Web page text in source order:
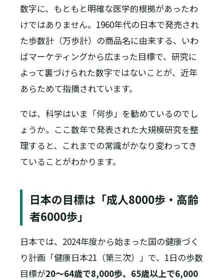
数字に、もともと明確な医学的根拠があったわ
けではありません。1960年代の日本で発売され
た歩数計（万歩計）の商品名に由来する、いわ
ばマーケティングから広まった目標で、研究に
よって裏づけられた数字ではないことが、近年
あらためて指摘されています。
では、科学はいま「何歩」を勧めているのでし
ょうか。ここ数年で発表された大規模研究を整
理すると、これまでの常識がかなり変わってき
ていることがわかります。
日本の目標は「成人8000歩・高齢
者6000歩」
日本では、2024年度から始まった国の健康づく
り計画「健康日本21（第三次）」で、1日の歩数
目標が20〜64歳で8,000歩、65歳以上で6,000